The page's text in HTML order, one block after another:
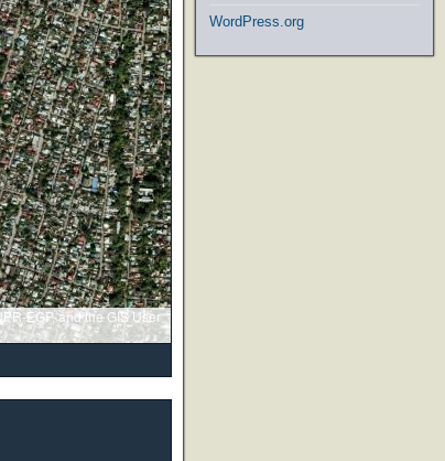
EGP, and the GIS User
WordPress.org